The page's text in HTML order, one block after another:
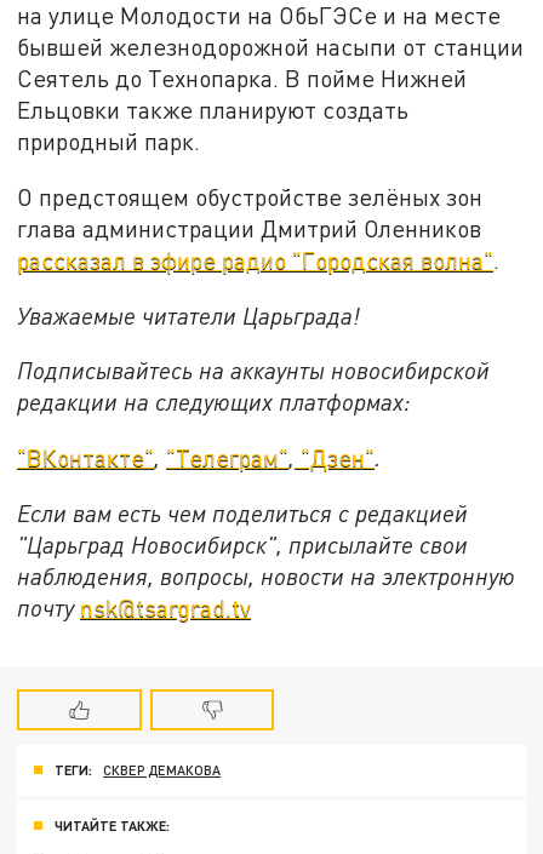
на улице Молодости на ОбьГЭСе и на месте
бывшей железнодорожной насыпи от станции
Сеятель до Технопарка. В пойме Нижней
Ельцовки также планируют создать
природный парк.
О предстоящем обустройстве зелёных зон
глава администрации Дмитрий Оленников
рассказал в эфире радио "Городская волна".
Уважаемые читатели Царьграда!
Подписывайтесь на аккаунты новосибирской
редакции на следующих платформах:
"ВКонтакте", "Телеграм", "Дзен".
Если вам есть чем поделиться с редакцией
"Царьград Новосибирск", присылайте свои
наблюдения, вопросы, новости на электронную
почту nsk@tsargrad.tv
ТЕГИ: СКВЕР ДЕМАКОВА
ЧИТАЙТЕ ТАКЖЕ: